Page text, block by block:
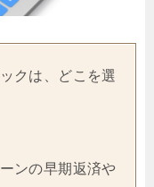
クは、どこを選
ンの早期返済や